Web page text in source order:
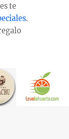
te
.